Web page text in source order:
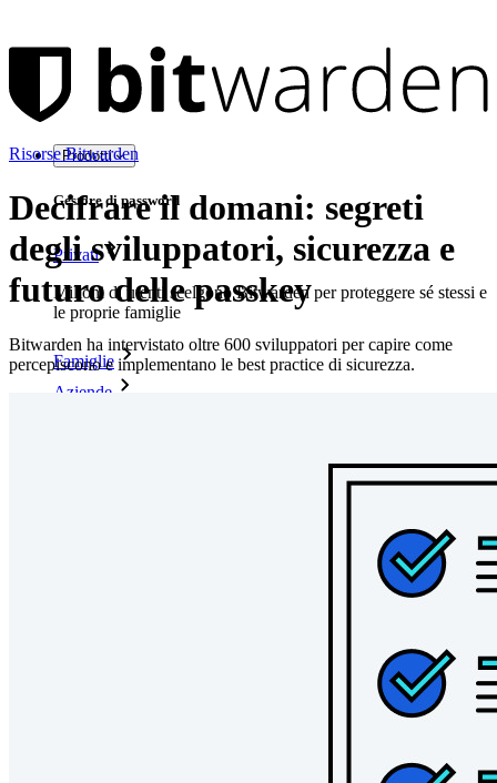
Prodotti
Gestore di password
Privati
Milioni di utenti scelgono Bitwarden per proteggere sé stessi e
le proprie famiglie
Famiglie
Aziende
Risorse Bitwarden
Decifrare il domani: segreti
degli sviluppatori, sicurezza e
futuro delle passkey
Bitwarden ha intervistato oltre 600 sviluppatori per capire come
percepiscono e implementano le best practice di sicurezza.